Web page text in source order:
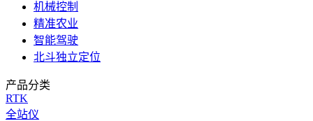
机械控制
精准农业
智能驾驶
北斗独立定位
产品分类
RTK
全站仪